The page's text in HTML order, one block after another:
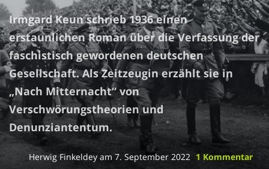
Irmgard Keun schrieb 1936 einen
erstaunlichen Roman über die Verfassung der
faschistisch gewordenen deutschen
Gesellschaft. Als Zeitzeugin erzählt sie in
„Nach Mitternacht“ von
Verschwörungstheorien und
Denunziantentum.
Herwig Finkeldey am 7. September 2022 1 Kommentar